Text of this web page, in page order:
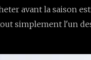
avant la saison
simplement l'un